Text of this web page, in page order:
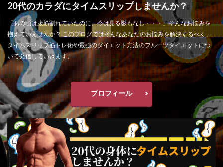
20代のカラダにタイムスリップしませんか？
「あの頃は腹筋割れていたのに、今は見る影もなし・・・」そんなお悩みを
抱えていませんか？ このブログではそんなあなたのお悩みを解決するべく、
タイムスリップ筋トレ術や最強のダイエット方法のフルーツダイエットにつ
いて発信していきます。
プロフィール